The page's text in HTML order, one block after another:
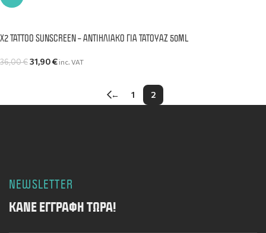
Χ2 TATTOO SUNSCREEN – ΑΝΤΙΗΛΙΑΚΌ ΓΙΑ ΤΑΤΟΥΆΖ 50ML
36,00€31,90€ inc. VAT
← 1 2
NEWSLETTER
ΚΆΝΕ ΕΓΓΡΑΦΉ ΤΏΡΑ!